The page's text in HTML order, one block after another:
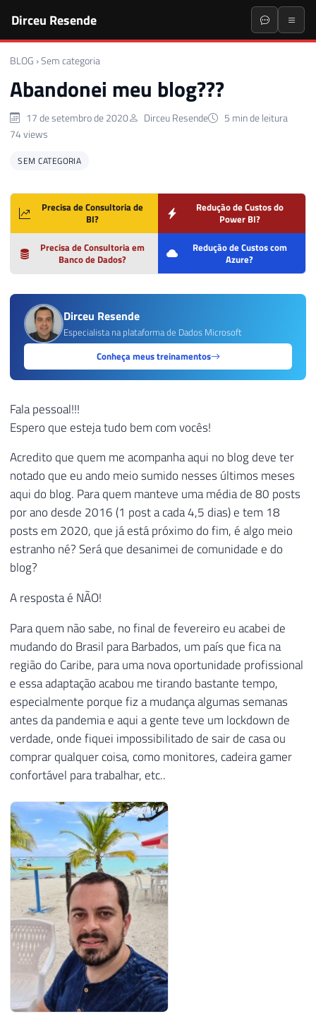
Dirceu Resende
BLOG ›Sem categoria
Abandonei meu blog???
17 de setembro de 2020 Dirceu Resende
5 min de leitura
74 views
SEM CATEGORIA
Precisa de Consultoria de
BI?
Redução de Custos do
Power BI?
Precisa de Consultoria em
Banco de Dados?
Redução de Custos com
Azure?
Dirceu Resende
Especialista na plataforma de Dados Microsoft
Conheça meus treinamentos
Fala pessoal!!!
Espero que esteja tudo bem com vocês!
Acredito que quem me acompanha aqui no blog deve ter
notado que eu ando meio sumido nesses últimos meses
aqui do blog. Para quem manteve uma média de 80 posts
por ano desde 2016 (1 post a cada 4,5 dias) e tem 18
posts em 2020, que já está próximo do fim, é algo meio
estranho né? Será que desanimei de comunidade e do
blog?
A resposta é NÃO!
Para quem não sabe, no final de fevereiro eu acabei de
mudando do Brasil para Barbados, um país que fica na
região do Caribe, para uma nova oportunidade profissional
e essa adaptação acabou me tirando bastante tempo,
especialmente porque fiz a mudança algumas semanas
antes da pandemia e aqui a gente teve um lockdown de
verdade, onde fiquei impossibilitado de sair de casa ou
comprar qualquer coisa, como monitores, cadeira gamer
confortável para trabalhar, etc..